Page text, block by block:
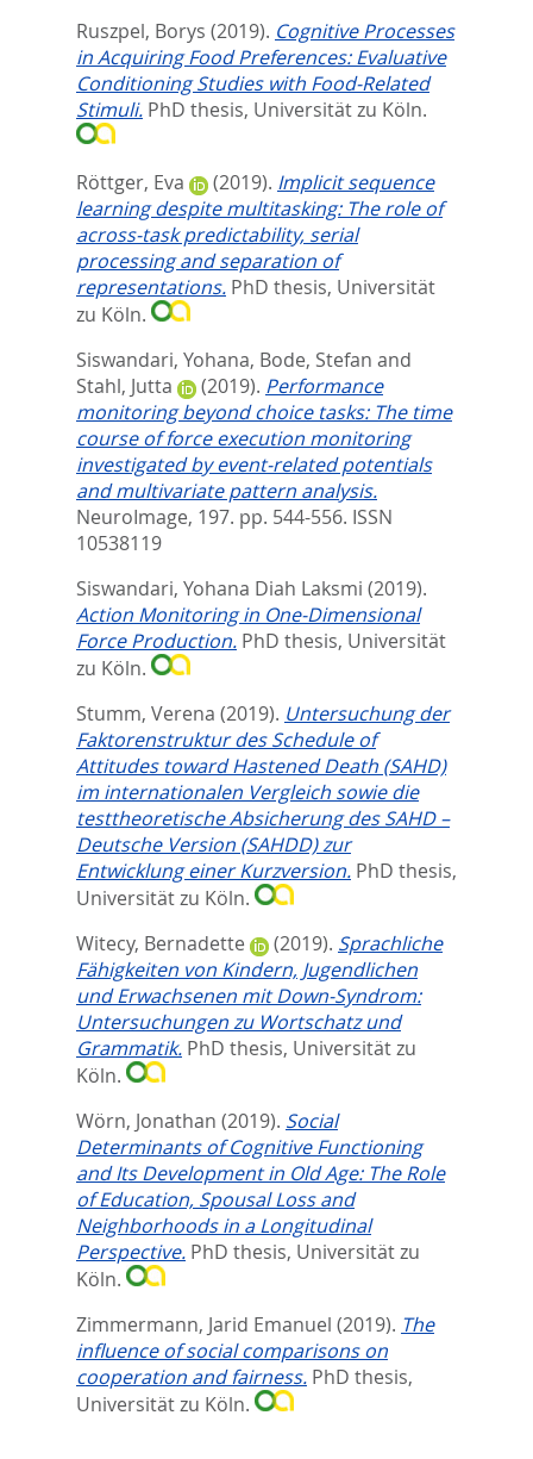
Ruszpel, Borys (2019). Cognitive Processes
in Acquiring Food Preferences: Evaluative
Conditioning Studies with Food-Related
Stimuli. PhD thesis, Universität zu Köln.
Röttger, Eva (2019). Implicit sequence
learning despite multitasking: The role of
across-task predictability, serial
processing and separation of
representations. PhD thesis, Universität
zu Köln.
Siswandari, Yohana, Bode, Stefan and
Stahl, Jutta
(2019). Performance
monitoring beyond choice tasks: The time
course of force execution monitoring
investigated by event-related potentials
and multivariate pattern analysis.
NeuroImage, 197. pp. 544-556. ISSN
10538119
Siswandari, Yohana Diah Laksmi (2019).
Action Monitoring in One-Dimensional
Force Production. PhD thesis, Universität
zu Köln.
Stumm, Verena (2019). Untersuchung der
Faktorenstruktur des Schedule of
Attitudes toward Hastened Death (SAHD)
im internationalen Vergleich sowie die
testtheoretische Absicherung des SAHD –
Deutsche Version (SAHDD) zur
Entwicklung einer Kurzversion. PhD thesis,
Universität zu Köln.
Witecy, Bernadette
(2019). Sprachliche
Fähigkeiten von Kindern, Jugendlichen
und Erwachsenen mit Down-Syndrom:
Untersuchungen zu Wortschatz und
Grammatik. PhD thesis, Universität zu
Köln.
Wörn, Jonathan (2019). Social
Determinants of Cognitive Functioning
and Its Development in Old Age: The Role
of Education, Spousal Loss and
Neighborhoods in a Longitudinal
Perspective. PhD thesis, Universität zu
Köln.
Zimmermann, Jarid Emanuel (2019). The
influence of social comparisons on
cooperation and fairness. PhD thesis,
Universität zu Köln.